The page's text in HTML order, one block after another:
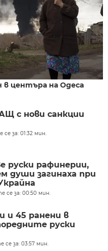
в центъра на Одеса
с нови санкции
се за: 01:32 мин.
руски рафинерии,
души загинаха при
се за: 00:50 мин.
и 45 ранени в
руски
се за: 03:57 мин.